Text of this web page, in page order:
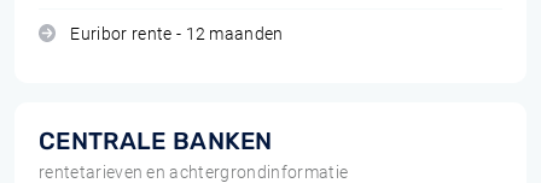
Euribor rente - 12 maanden
CENTRALE BANKEN
rentetarieven en achtergrondinformatie